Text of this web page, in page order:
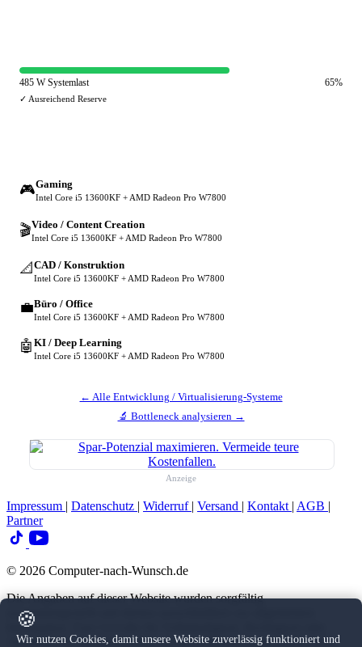
🍪
Wir nutzen Cookies, damit unsere Website zuverlässig funktioniert und
485 W Systemlast 65%
✓ Ausreichend Reserve
🎮Gaming
Intel Core i5 13600KF + AMD Radeon Pro W7800
🎬Video / Content Creation
Intel Core i5 13600KF + AMD Radeon Pro W7800
📐 CAD / Konstruktion
Intel Core i5 13600KF + AMD Radeon Pro W7800
💼Büro / Office
Intel Core i5 13600KF + AMD Radeon Pro W7800
🤖 KI / Deep Learning
Intel Core i5 13600KF + AMD Radeon Pro W7800
← Alle Entwicklung / Virtualisierung-Systeme
🔬 Bottleneck analysieren →
Anzeige
Impressum | Datenschutz | Widerruf | Versand | Kontakt | AGB |
Partner
© 2026 Computer-nach-Wunsch.de
Die Angaben auf dieser Website wurden sorgfältig
zusammengestellt und dienen ausschließlich zur allgemeinen
Information. Eine Gewähr für Vollständigkeit, Richtigkeit oder
Aktualität der Inhalte können wir nicht übernehmen. Diese Seite